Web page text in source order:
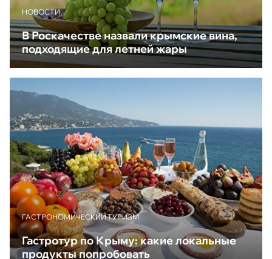
НОВОСТИ
В Роскачестве назвали крымские вина,
подходящие для летней жары
ГАСТРОНОМИЧЕСКИЙ ТУРИЗМ
Гастротур по Крыму: какие локальные
продукты попробовать